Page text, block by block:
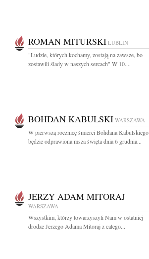
ROMAN MITURSKI LUBLIN
"Ludzie, których kochamy, zostają na zawsze, bo
zostawili ślady w naszych sercach" W 10....
BOHDAN KABULSKI WARSZAWA
W pierwszą rocznicę śmierci Bohdana Kabulskiego
będzie odprawiona msza święta dnia 6 grudnia...
JERZY ADAM MITORAJ
WARSZAWA
Wszystkim, którzy towarzyszyli Nam w ostatniej
drodze Jerzego Adama Mitoraj z całego...